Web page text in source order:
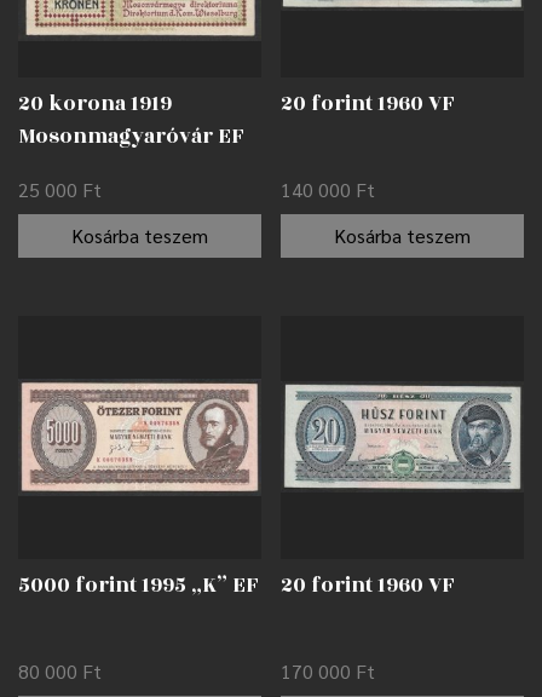
20 korona 1919
Mosonmagyaróvár EF
25 000 Ft
Kosárba teszem
20 forint 1960 VF
140 000 Ft
Kosárba teszem
5000 forint 1995 „K” EF
80 000 Ft
20 forint 1960 VF
170 000 Ft